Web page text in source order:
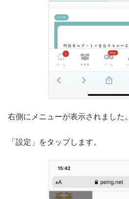
右側にメニューが表示されました。
「設定」をタップします。